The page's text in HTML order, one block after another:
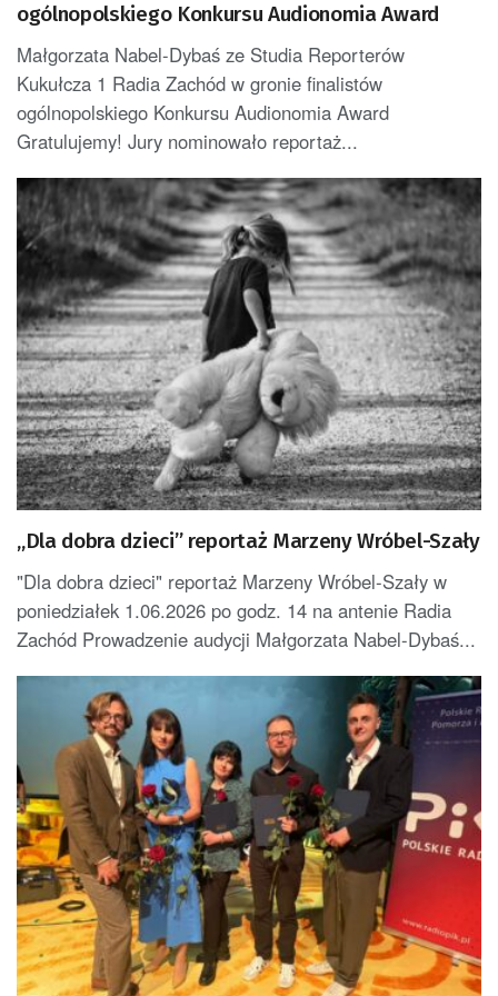
ogólnopolskiego Konkursu Audionomia Award
Małgorzata Nabel-Dybaś ze Studia Reporterów
Kukułcza 1 Radia Zachód w gronie finalistów
ogólnopolskiego Konkursu Audionomia Award
Gratulujemy! Jury nominowało reportaż...
„Dla dobra dzieci” reportaż Marzeny Wróbel-Szały
"Dla dobra dzieci" reportaż Marzeny Wróbel-Szały w
poniedziałek 1.06.2026 po godz. 14 na antenie Radia
Zachód Prowadzenie audycji Małgorzata Nabel-Dybaś...